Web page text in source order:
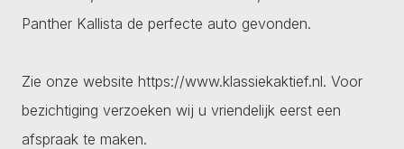
Panther Kallista de perfecte auto gevonden.
Zie onze website https://www.klassiekaktief.nl. Voor
bezichtiging verzoeken wij u vriendelijk eerst een
afspraak te maken.